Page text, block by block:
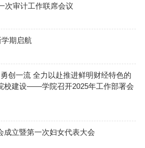
次审计工作联席会议
学期启航
创一流 全力以赴推进鲜明财经特色的
校建设——学院召开2025年工作部署会
成立暨第一次妇女代表大会